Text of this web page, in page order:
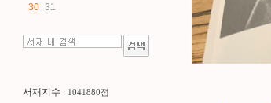
30 31
서재지수 : 1041880점